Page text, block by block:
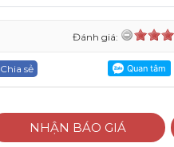
Đánh giá:
Chia sẻ
NHẬN BÁO GIÁ